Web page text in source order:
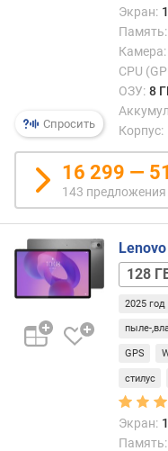
п
о
к
о
л
и
е
с
т
у
п
Спросить
Экран:
Память:
Камера:
CPU
ОЗУ: 8
Корпус:
16 299 —
143 предложения
256 ГБ
/
ОЗУ
256
ОЗУ
12
ГБ
2025 год
пыле-
GPS
стилус
Экран:
Память: